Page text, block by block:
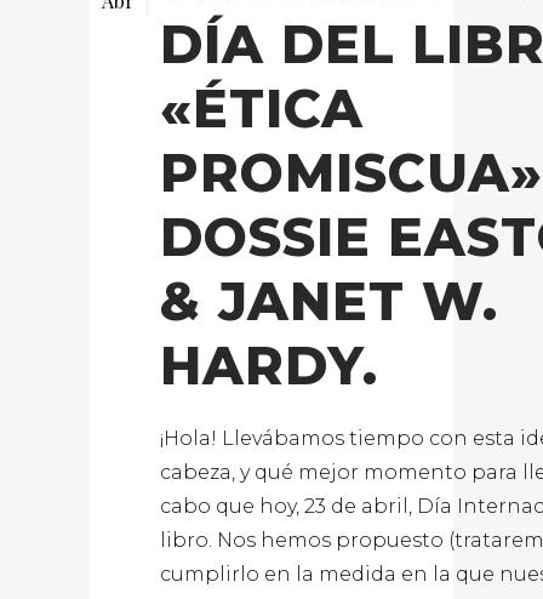
DÍA DEL
«ÉTICA
DOSSIE
& JANET W.
HARDY.
¡Hola! Llevábamos tiempo con esta
cabeza, y qué mejor momento para
cabo que hoy, 23 de abril, Día
libro. Nos hemos propuesto
cumplirlo en la medida en la que